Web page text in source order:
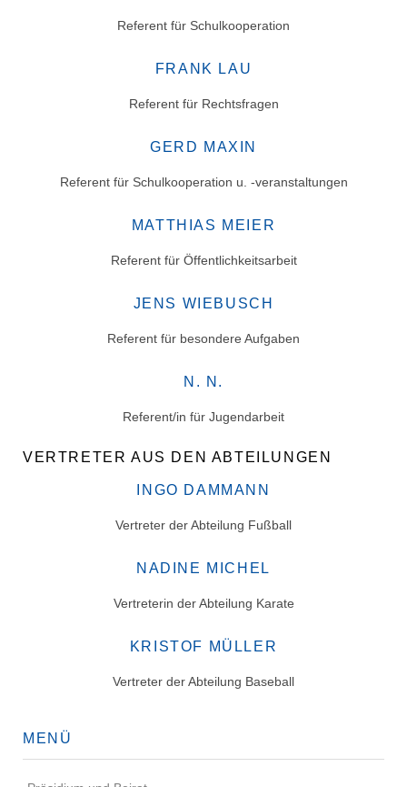
Referent für Schulkooperation
FRANK LAU
Referent für Rechtsfragen
GERD MAXIN
Referent für Schulkooperation u. -veranstaltungen
MATTHIAS MEIER
Referent für Öffentlichkeitsarbeit
JENS WIEBUSCH
Referent für besondere Aufgaben
N. N.
Referent/in für Jugendarbeit
VERTRETER AUS DEN ABTEILUNGEN
INGO DAMMANN
Vertreter der Abteilung Fußball
NADINE MICHEL
Vertreterin der Abteilung Karate
KRISTOF MÜLLER
Vertreter der Abteilung Baseball
MENÜ